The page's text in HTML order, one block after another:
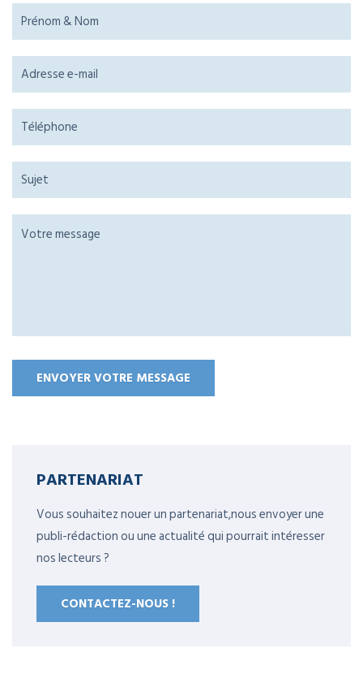
PARTENARIAT
Vous souhaitez nouer un partenariat,nous envoyer une
publi-rédaction ou une actualité qui pourrait intéresser
nos lecteurs ?
CONTACTEZ-NOUS !